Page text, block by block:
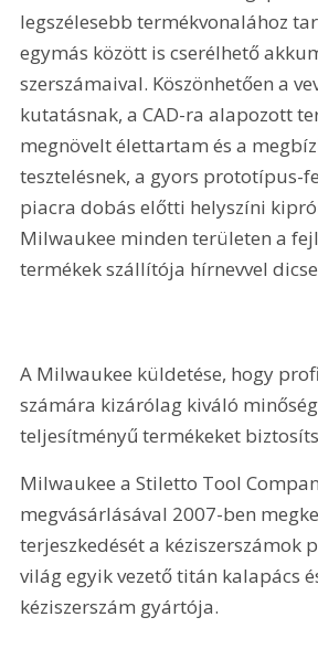
legszélesebb termékvonalához
egymás között is cserélhető
szerszámaival. Köszönhetően a
kutatásnak, a CAD-ra alapozott
megnövelt élettartam és a
tesztelésnek, a gyors prototípus-
piacra dobás előtti helyszíni
Milwaukee minden területen a
termékek szállítója hírnevvel
A Milwaukee küldetése, hogy
számára kizárólag kiváló
teljesítményű termékeket
Milwaukee a Stiletto Tool
megvásárlásával 2007-ben
terjeszkedését a kéziszerszámok
világ egyik vezető titán kalapács
kéziszerszám gyártója.